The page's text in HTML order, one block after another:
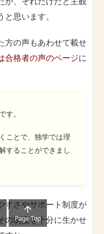
思います。
方の声もあわせて載せ
合格者の声のページに
す。
ことで、独学では理
することができまし
すさやサポート制度が
の制度を十分に生かせ

Page Top